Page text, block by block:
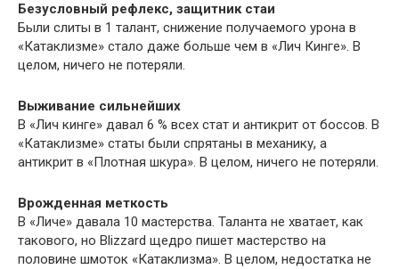
Безусловный рефлекс, защитник стаи
Были слиты в 1 талант, снижение получаемого урона в
«Катаклизме» стало даже больше чем в «Лич Кинге». В
целом, ничего не потеряли.
Выживание сильнейших
В «Лич кинге» давал 6 % всех стат и антикрит от боссов. В
«Катаклизме» статы были спрятаны в механику, а
антикрит в «Плотная шкура». В целом, ничего не потеряли.
Врожденная меткость
В «Личе» давала 10 мастерства. Таланта не хватает, как
такового, но Blizzard щедро пишет мастерство на
половине шмоток «Катаклизма». В целом, недостатка не